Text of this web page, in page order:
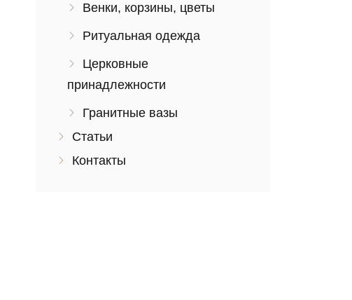
Венки, корзины, цветы
Ритуальная одежда
Церковные
принадлежности
Гранитные вазы
Статьи
Контакты